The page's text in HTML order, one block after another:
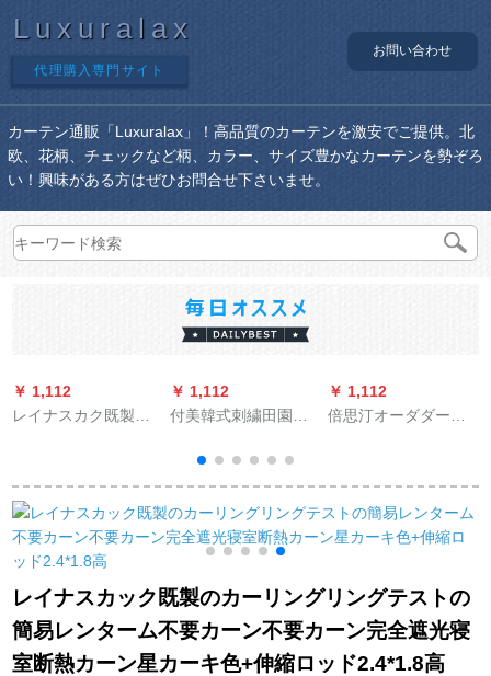
Luxuralax
代理購入専門サイト
お問い合わせ
カーテン通販「Luxuralax」！高品質のカーテンを激安でご提供。北
欧、花柄、チェックなど柄、カラー、サイズ豊かなカーテンを勢ぞろ
い！興味がある方はぜひお問合せ下さいませ。
￥ 1,112
レイナスカク既製の
ン寝室掃き出窓ベレ
ストランダー出窓シ
ステムハーン式シム
ホームホームホーム
ンンンン遮光カータ
ーテーンン部屋部屋
部屋扫き出し窓ベゼ
ル7叶草ブティック
￥ 1,112
付美韓式刺繍田園レ
二重窓リヴィ系無の
完全遮光布緑布＋刺
繍糸二重フクロカテ
テ－テ1メトル幅専門
￥ 1,112
倍思汀オーダダーダ
断ホートカーン防水
フードフードフード
フードフードのレイ
室バーのバーンビー
チビーチビーチライ
ンラインラインライ
ンラインラインライ
レイナスカック既製のカーリングリングテストの
簡易レンターム不要カーン不要カーン完全遮光寝
室断熱カーン星カーキ色+伸縮ロッド2.4*1.8高